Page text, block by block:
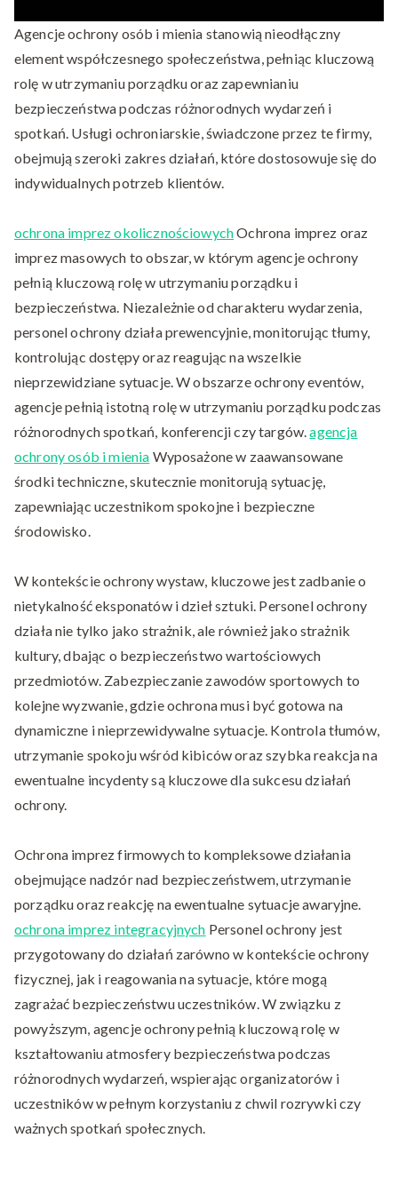
Agencje ochrony osób i mienia stanowią nieodłączny
element współczesnego społeczeństwa, pełniąc kluczową
rolę w utrzymaniu porządku oraz zapewnianiu
bezpieczeństwa podczas różnorodnych wydarzeń i
spotkań. Usługi ochroniarskie, świadczone przez te firmy,
obejmują szeroki zakres działań, które dostosowuje się do
indywidualnych potrzeb klientów.
ochrona imprez okolicznościowychOchrona imprez oraz
imprez masowych to obszar, w którym agencje ochrony
pełnią kluczową rolę w utrzymaniu porządku i
bezpieczeństwa. Niezależnie od charakteru wydarzenia,
personel ochrony działa prewencyjnie, monitorując tłumy,
kontrolując dostępy oraz reagując na wszelkie
nieprzewidziane sytuacje. W obszarze ochrony eventów,
agencje pełnią istotną rolę w utrzymaniu porządku podczas
różnorodnych spotkań, konferencji czy targów.agencja
ochrony osób i mienia Wyposażone w zaawansowane
środki techniczne, skutecznie monitorują sytuację,
zapewniając uczestnikom spokojne i bezpieczne
środowisko.
W kontekście ochrony wystaw, kluczowe jest zadbanie o
nietykalność eksponatów i dzieł sztuki. Personel ochrony
działa nie tylko jako strażnik, ale również jako strażnik
kultury, dbając o bezpieczeństwo wartościowych
przedmiotów. Zabezpieczanie zawodów sportowych to
kolejne wyzwanie, gdzie ochrona musi być gotowa na
dynamiczne i nieprzewidywalne sytuacje. Kontrola tłumów,
utrzymanie spokoju wśród kibiców oraz szybka reakcja na
ewentualne incydenty są kluczowe dla sukcesu działań
ochrony.
Ochrona imprez firmowych to kompleksowe działania
obejmujące nadzór nad bezpieczeństwem, utrzymanie
porządku oraz reakcję na ewentualne sytuacje awaryjne.
ochrona imprez integracyjnych Personel ochrony jest
przygotowany do działań zarówno w kontekście ochrony
fizycznej, jak i reagowania na sytuacje, które mogą
zagrażać bezpieczeństwu uczestników. W związku z
powyższym, agencje ochrony pełnią kluczową rolę w
kształtowaniu atmosfery bezpieczeństwa podczas
różnorodnych wydarzeń, wspierając organizatorów i
uczestników w pełnym korzystaniu z chwil rozrywki czy
ważnych spotkań społecznych.